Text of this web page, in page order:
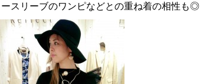
スリーブのワンピなどとの重ね着の相性も◎